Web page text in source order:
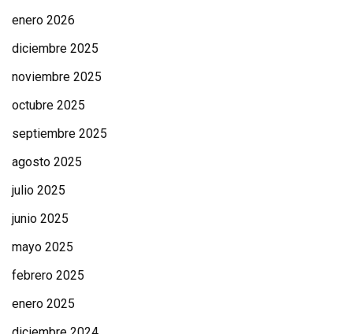
enero 2026
diciembre 2025
noviembre 2025
octubre 2025
septiembre 2025
agosto 2025
julio 2025
junio 2025
mayo 2025
febrero 2025
enero 2025